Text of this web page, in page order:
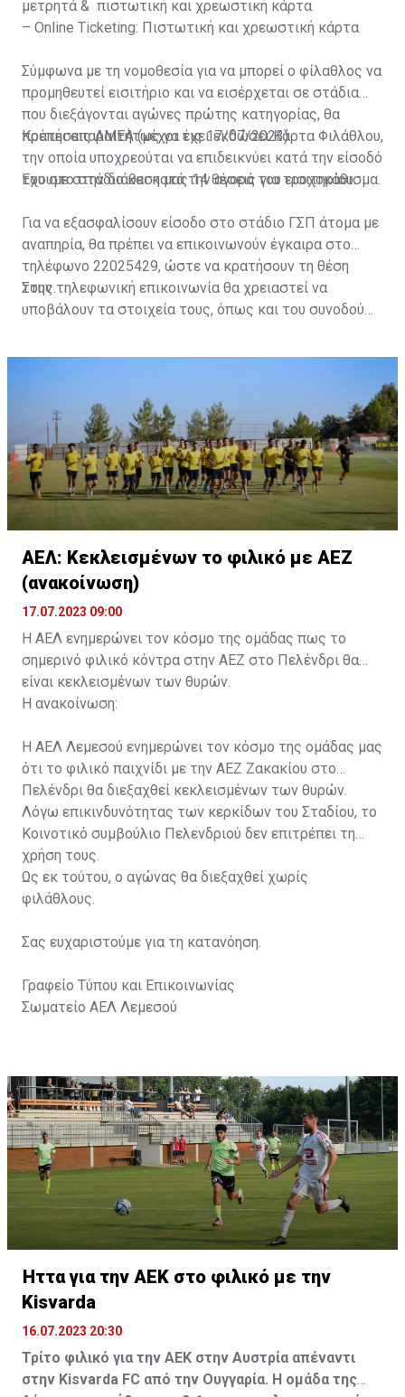
μετρητά & πιστωτική και χρεωστική κάρτα
– Online Ticketing: Πιστωτική και χρεωστική κάρτα
Σύμφωνα με τη νομοθεσία για να μπορεί ο φίλαθλος να
προμηθευτεί εισιτήριο και να εισέρχεται σε στάδια
που διεξάγονται αγώνες πρώτης κατηγορίας, θα
πρέπει απαραιτήτως να έχει εκδώσει Κάρτα Φιλάθλου,
την οποία υποχρεούται να επιδεικνύει κατά την είσοδό
του στο στάδιο και κατά την αγορά του εισιτηρίου.
Κρατήσεις ΑΜΕΑ (μέχρι τις 17/07/2023)
Έχουμε στην διάθεση μας 14 θέσεις για τροχοκάθισμα.
Για να εξασφαλίσουν είσοδο στο στάδιο ΓΣΠ άτομα με
αναπηρία, θα πρέπει να επικοινωνούν έγκαιρα στο
τηλέφωνο 22025429, ώστε να κρατήσουν τη θέση
τους.
Στην τηλεφωνική επικοινωνία θα χρειαστεί να
υποβάλουν τα στοιχεία τους, όπως και του συνοδού
ονοματεπώνυμο, αριθμός πινακίδας αυτοκινήτου,
ΑΕΛ: Κεκλεισμένων το φιλικό με ΑΕΖ
(ανακοίνωση)
17.07.2023 09:00
Η ΑΕΛ ενημερώνει τον κόσμο της ομάδας πως το
σημερινό φιλικό κόντρα στην ΑΕΖ στο Πελένδρι θα
είναι κεκλεισμένων των θυρών.
Η ανακοίνωση:
Η ΑΕΛ Λεμεσού ενημερώνει τον κόσμο της ομάδας μας
ότι το φιλικό παιχνίδι με την ΑΕΖ Ζακακίου στο
Πελένδρι θα διεξαχθεί κεκλεισμένων των θυρών.
Λόγω επικινδυνότητας των κερκίδων του Σταδίου, το
Κοινοτικό συμβούλιο Πελενδριού δεν επιτρέπει τη
χρήση τους.
Ως εκ τούτου, ο αγώνας θα διεξαχθεί χωρίς
φιλάθλους.
Σας ευχαριστούμε για τη κατανόηση.
Γραφείο Τύπου και Επικοινωνίας
Σωματείο ΑΕΛ Λεμεσού
Ήττα για την ΑΕΚ στο φιλικό με την
Kisvarda
16.07.2023 20:30
Τρίτο φιλικό για την ΑΕΚ στην Αυστρία απέναντι
στην Kisvarda FC από την Ουγγαρία. Η ομάδα της